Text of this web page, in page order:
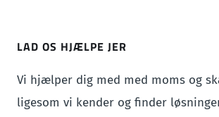
LAD OS HJÆLPE JER
Vi hjælper dig med med moms og
ligesom vi kender og finder